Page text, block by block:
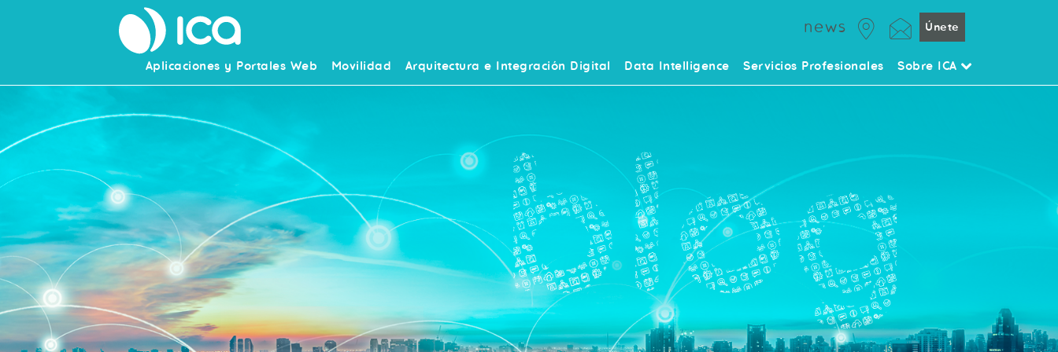
news Únete
Aplicaciones y Portales Web Movilidad Arquitectura e Integración Digital Data Intelligence Servicios Profesionales Sobre ICA